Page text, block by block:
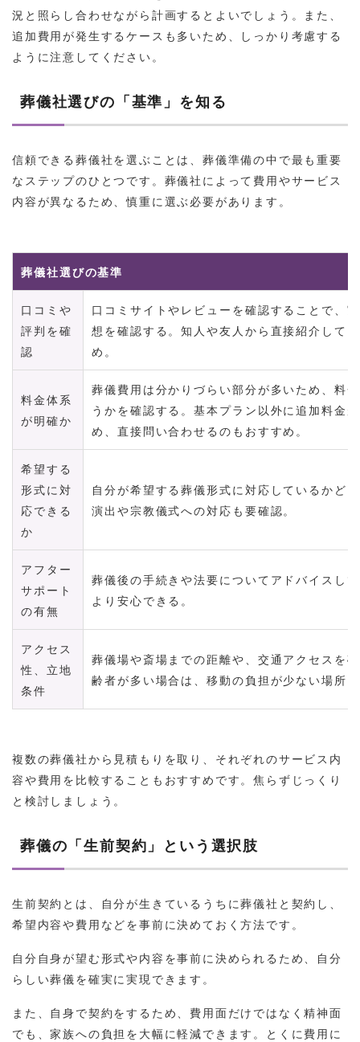
況と照らし合わせながら計画するとよいでしょう。また、
追加費用が発生するケースも多いため、しっかり考慮する
ように注意してください。
葬儀社選びの「基準」を知る
信頼できる葬儀社を選ぶことは、葬儀準備の中で最も重要
なステップのひとつです。葬儀社によって費用やサービス
内容が異なるため、慎重に選ぶ必要があります。
葬儀社選びの基準
口コミや
評判を確
認
口コミサイトやレビューを確認することで、
想を確認する。知人や友人から直接紹介して
め。
料金体系
が明確か
葬儀費用は分かりづらい部分が多いため、料
うかを確認する。基本プラン以外に追加料金
め、直接問い合わせるのもおすすめ
希望する
形式に対
応できる
か
自分が希望する葬儀形式に対応しているかど
演出や宗教儀式への対応も要確認。
アフター
サポート
の有無
葬儀後の手続きや法要についてアドバイスし
より安心できる。
アクセス
性、立地
条件
葬儀場や斎場までの距離や、交通アクセスを
齢者が多い場合は、移動の負担が少ない場所
複数の葬儀社から見積もりを取り、それぞれのサービス内
容や費用を比較することもおすすめです。焦らずじっくり
と検討しましょう。
葬儀の「生前契約」という選択肢
生前契約とは、自分が生きているうちに葬儀社と契約し、
希望内容や費用などを事前に決めておく方法です。
自分自身が望む形式や内容を事前に決められるため、自分
らしい葬儀を確実に実現できます。
また、自身で契約をするため、費用面だけではなく精神面
でも、家族への負担を大幅に軽減できます。とくに費用に